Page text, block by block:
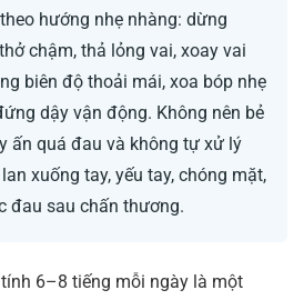
hướng nhẹ nhàng: dừng
chậm, thả lỏng vai, xoay vai
biên độ thoải mái, xoa bóp nhẹ
dậy vận động. Không nên bẻ
ấn quá đau và không tự xử lý
xuống tay, yếu tay, chóng mặt,
đau sau chấn thương.
6–8 tiếng mỗi ngày là một